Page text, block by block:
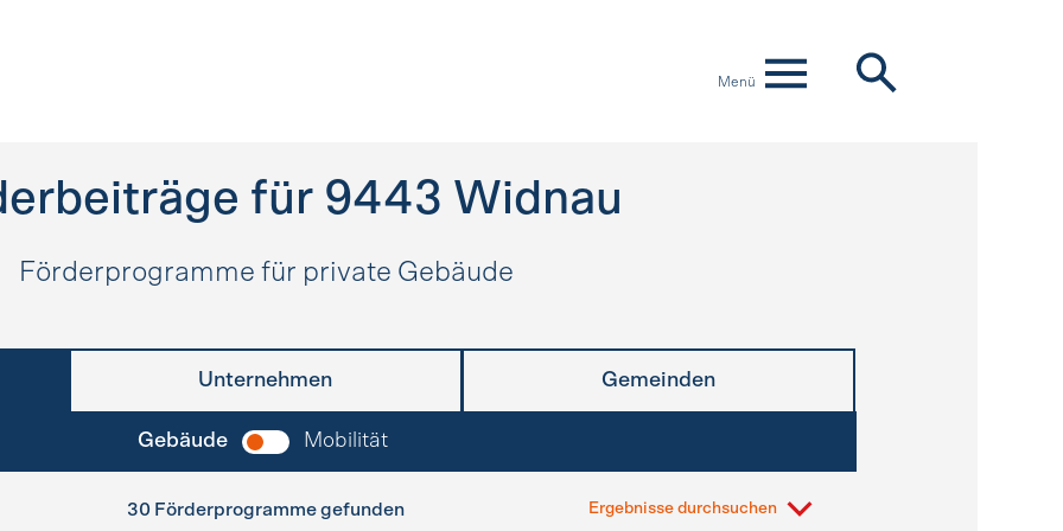
Menü
für 9443 Widnau
Förderprogramme für private Gebäude
Unternehmen Gemeinden
Gebäude Mobilität
30 Förderprogramme gefunden Ergebnisse durchsuchen